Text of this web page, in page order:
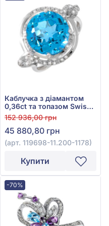
Каблучка з діамантом
0,36ct та топазом Swiss
Blue 8,06ct із білого
золота 585°, арт. 119698-
11.200-1178
152 936,00 грн
45 880,80 грн
(арт. 119698-11.200-1178)
Купити
-70%